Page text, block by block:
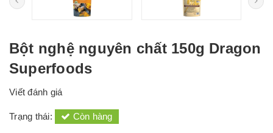
Bột nghệ nguyên chất 150g Dragon
Superfoods
Viết đánh giá
Trạng thái: Còn hàng